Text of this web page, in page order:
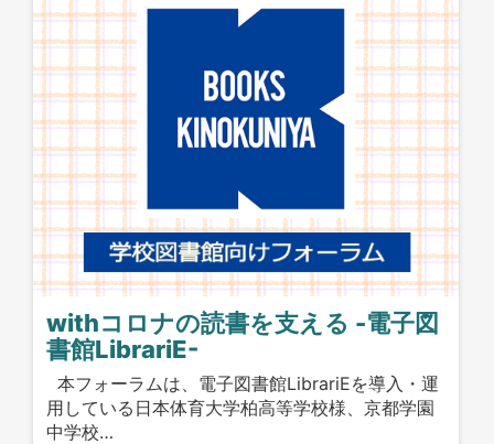
withコロナの読書を支える -電子図
書館LibrariE-
本フォーラムは、電子図書館LibrariEを導入・運
用している日本体育大学柏高等学校様、京都学園
中学校…